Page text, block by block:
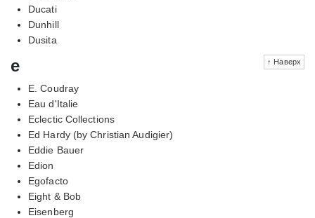
Ducati
Dunhill
Dusita
↑ Наверх
e
E. Coudray
Eau d'Italie
Eclectic Collections
Ed Hardy (by Christian Audigier)
Eddie Bauer
Edion
Egofacto
Eight & Bob
Eisenberg